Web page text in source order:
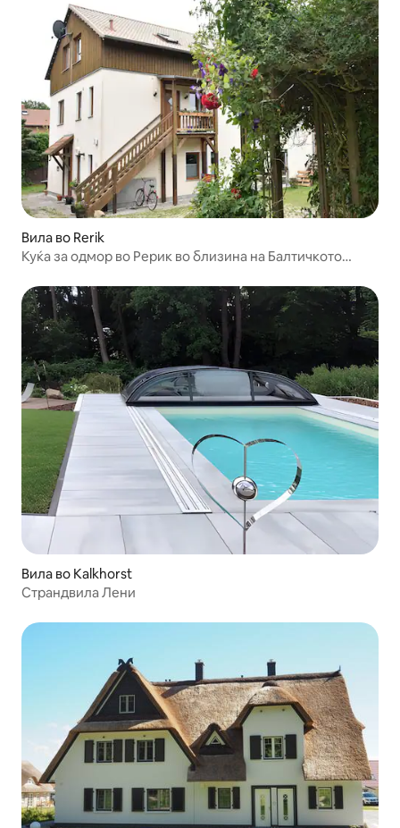
Вила во Rerik
Куќа за одмор во Рерик во близина на Балтичкото
Вила во Kalkhorst
Страндвила Лени